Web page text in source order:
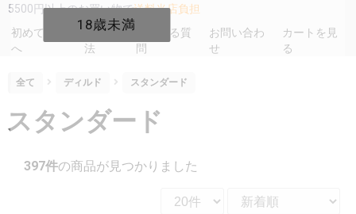
18歳未満
5500円以上のお買い物で送料当店負担
初めての方
へ
発送方
法
よくある質
問
お問い合わ
せ
カートを見
る
全て ディルド スタンダード
スタンダード
397件の商品が見つかりました